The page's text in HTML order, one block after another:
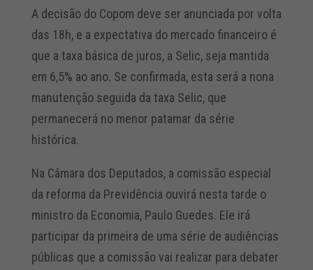
A decisão do Copom deve ser anunciada por volta
das 18h, e a expectativa do mercado financeiro é
que a taxa básica de juros, a Selic, seja mantida
em 6,5% ao ano. Se confirmada, esta será a nona
manutenção seguida da taxa Selic, que
permanecerá no menor patamar da série
histórica.
Na Câmara dos Deputados, a comissão especial
da reforma da Previdência ouvirá nesta tarde o
ministro da Economia, Paulo Guedes. Ele irá
participar da primeira de uma série de audiências
públicas que a comissão vai realizar para debater